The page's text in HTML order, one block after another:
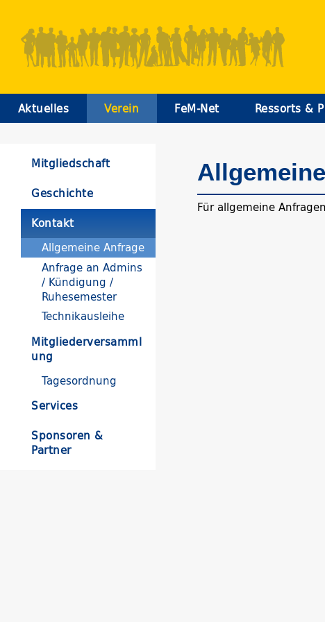
Aktuelles Verein FeM-Net Ressorts &
Mitgliedschaft
Geschichte
Kontakt
Allgemeine Anfrage
Anfrage an Admins
/ Kündigung /
Ruhesemester
Technikausleihe
Mitgliederversamml
ung
Tagesordnung
Services
Sponsoren &
Partner
Für allgemeine